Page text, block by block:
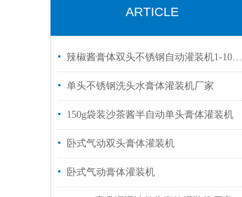
ARTICLE
辣椒酱膏体双头不锈钢自动灌装机1-1000毫升
单头不锈钢洗头水膏体灌装机厂家
150g袋装沙茶酱半自动单头膏体灌装机
卧式气动双头膏体灌装机
卧式气动膏体灌装机